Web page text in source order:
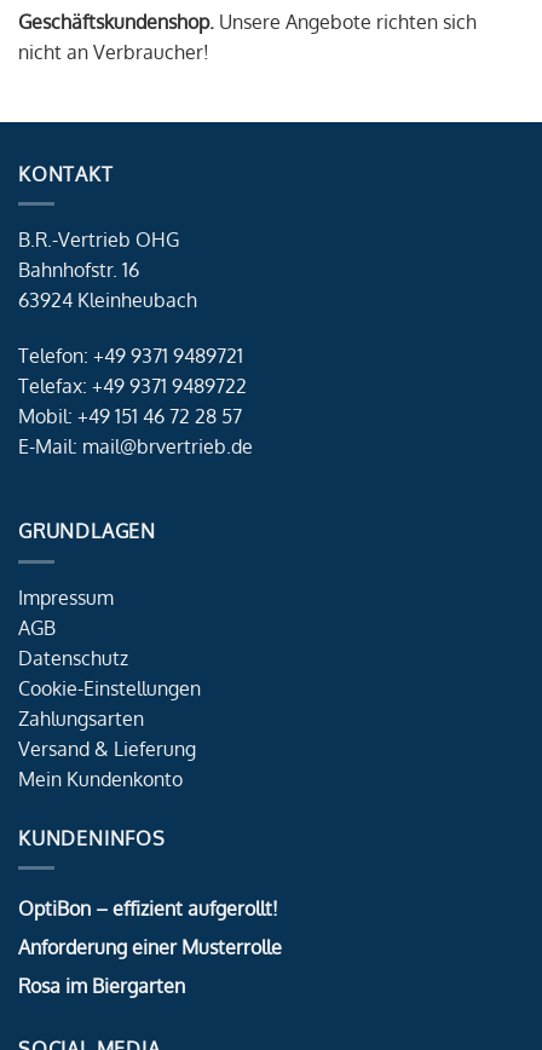
Geschäftskundenshop. Unsere Angebote richten sich
nicht an Verbraucher!
KONTAKT
B.R.-Vertrieb OHG
Bahnhofstr. 16
63924 Kleinheubach
Telefon: +49 9371 9489721
Telefax: +49 9371 9489722
Mobil: +49 151 46 72 28 57
E-Mail: mail@brvertrieb.de
GRUNDLAGEN
Impressum
AGB
Datenschutz
Cookie-Einstellungen
Zahlungsarten
Versand & Lieferung
Mein Kundenkonto
KUNDENINFOS
OptiBon – effizient aufgerollt!
Anforderung einer Musterrolle
Rosa im Biergarten